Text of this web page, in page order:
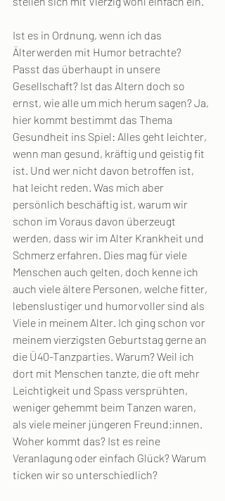
Ist es in Ordnung, wenn ich das
Älterwerden mit Humor betrachte?
Passt das überhaupt in unsere
Gesellschaft? Ist das Altern doch so
ernst, wie alle um mich herum sagen? Ja,
hier kommt bestimmt das Thema
Gesundheit ins Spiel: Alles geht leichter,
wenn man gesund, kräftig und geistig fit
ist. Und wer nicht davon betroffen ist,
hat leicht reden. Was mich aber
persönlich beschäftig ist, warum wir
schon im Voraus davon überzeugt
werden, dass wir im Alter Krankheit und
Schmerz erfahren. Dies mag für viele
Menschen auch gelten, doch kenne ich
auch viele ältere Personen, welche fitter,
lebenslustiger und humorvoller sind als
Viele in meinem Alter. Ich ging schon vor
meinem vierzigsten Geburtstag gerne an
die Ü40-Tanzparties. Warum? Weil ich
dort mit Menschen tanzte, die oft mehr
Leichtigkeit und Spass versprühten,
weniger gehemmt beim Tanzen waren,
als viele meiner jüngeren Freund:innen.
Woher kommt das? Ist es reine
Veranlagung oder einfach Glück? Warum
ticken wir so unterschiedlich?